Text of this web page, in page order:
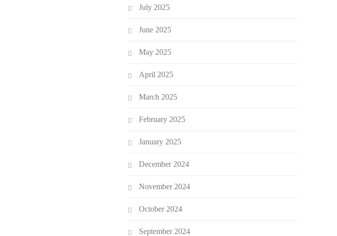
July 2025
June 2025
May 2025
April 2025
March 2025
February 2025
January 2025
December 2024
November 2024
October 2024
September 2024